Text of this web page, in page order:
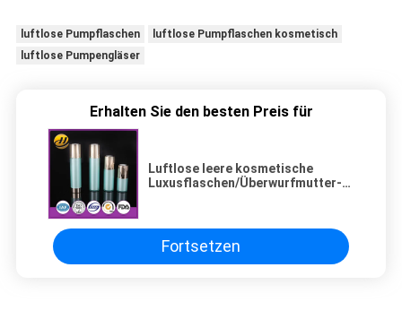
luftlose Pumpflaschen
luftlose Pumpflaschen kosmetisch
luftlose Pumpengläser
Erhalten Sie den besten Preis für
Luftlose leere kosmetische
Luxusflaschen/Überwurfmutter-
Fortsetzen